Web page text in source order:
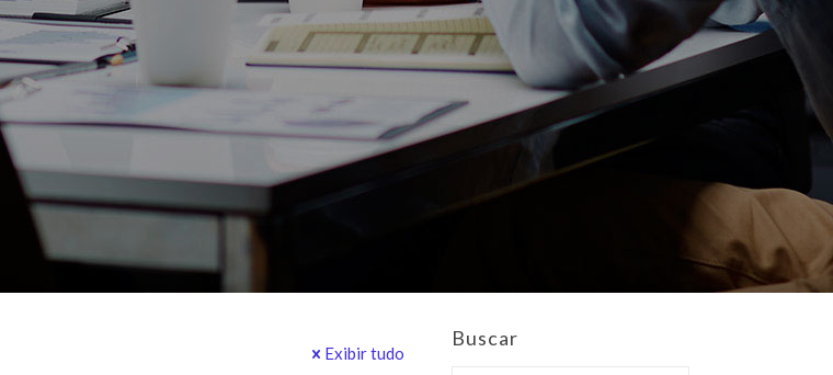
Exibir tudo
Buscar